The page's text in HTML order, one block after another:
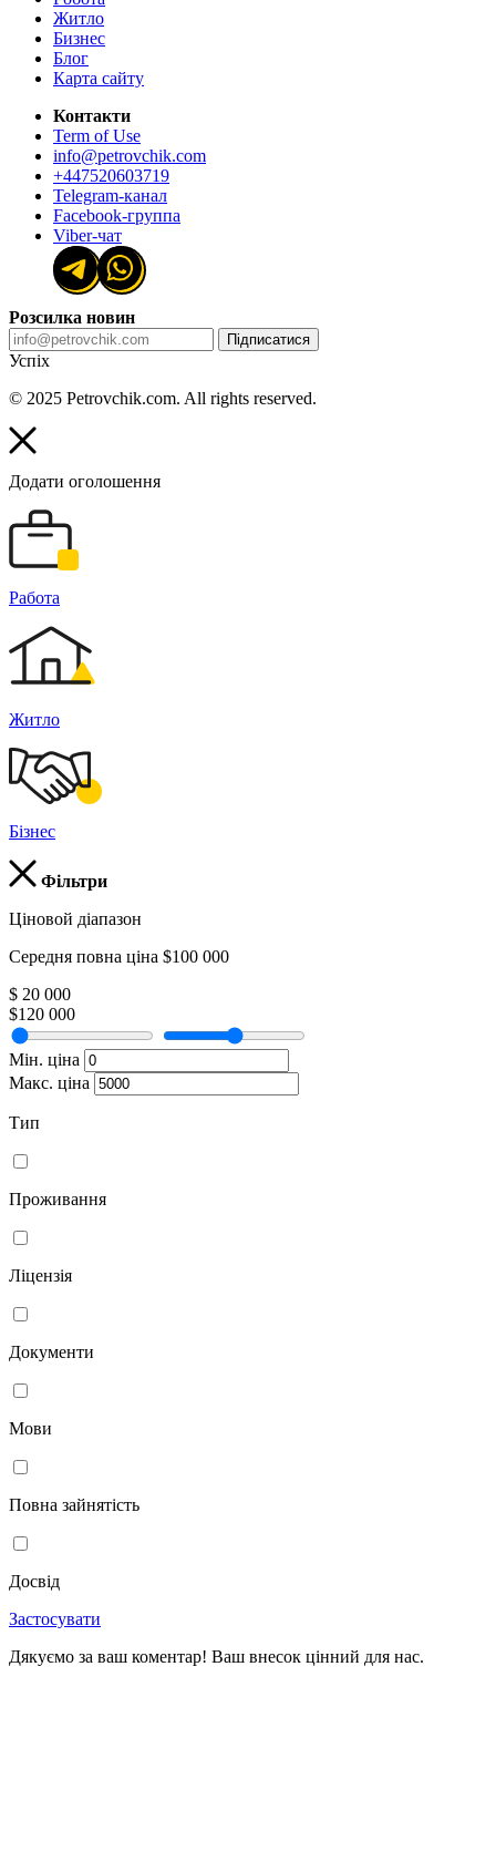
Житло
Бизнес
Блог
Карта сайту
Контакти
Term of Use
info@petrovchik.com
+447520603719
Telegram-канал
Facebook-группа
Viber-чат
Розсилка новин
Підписатися
Успіх
© 2025 Petrovchik.com. All rights reserved.
Додати оголошення
Работа
Житло
Бізнес
Фільтри
Ціновой діапазон
Середня повна ціна $100 000
$ 20 000
$120 000
Мін. ціна
Макс. ціна
Тип
Проживання
Ліцензія
Документи
Мови
Повна зайнятість
Досвід
Застосувати
Дякуємо за ваш коментар! Ваш внесок цінний для нас.